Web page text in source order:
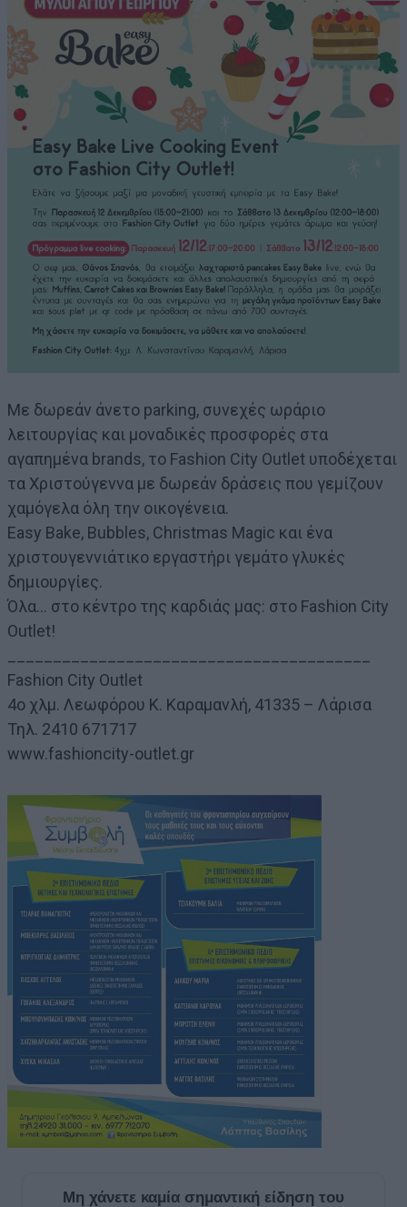
Με δωρεάν άνετο parking, συνεχές ωράριο
λειτουργίας και μοναδικές προσφορές στα
αγαπημένα brands, το Fashion City Outlet υποδέχεται
τα Χριστούγεννα με δωρεάν δράσεις που γεμίζουν
χαμόγελα όλη την οικογένεια.
Easy Bake, Bubbles, Christmas Magic και ένα
χριστουγεννιάτικο εργαστήρι γεμάτο γλυκές
δημιουργίες.
Όλα… στο κέντρο της καρδιάς μας: στο Fashion City
Outlet!
Fashion City Outlet
4ο χλμ. Λεωφόρου Κ. Καραμανλή, 41335 – Λάρισα
Τηλ. 2410 671717
www.fashioncity-outlet.gr
Μη χάνετε καμία σημαντική είδηση του